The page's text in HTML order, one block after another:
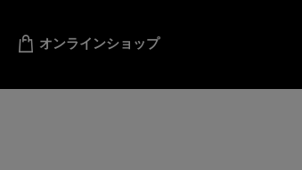
オンラインショップ